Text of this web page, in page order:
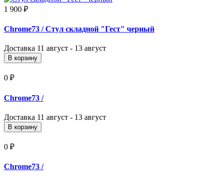
1 900 ₽
Chrome73 / Стул складной "Гест" черный
Доставка 11 август - 13 август
В корзину
0 ₽
Chrome73 /
Доставка 11 август - 13 август
В корзину
0 ₽
Chrome73 /